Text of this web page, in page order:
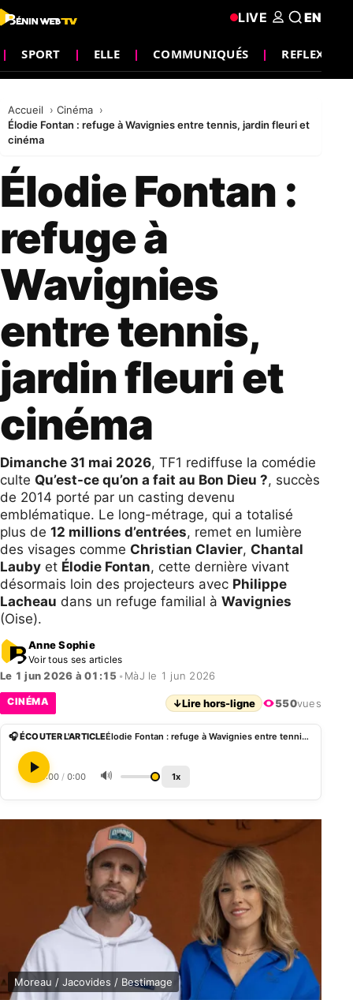
SPORT ELLE COMMUNIQUÉS REFLEXION
LIVE EN
Accueil
Cinéma
Élodie Fontan : refuge à Wavignies entre tennis, jardin fleuri et
cinéma
Élodie Fontan :
refuge à
Wavignies
entre tennis,
jardin fleuri et
cinéma
Dimanche 31 mai 2026, TF1 rediffuse la comédie
culte Qu’est-ce qu’on a fait au Bon Dieu ?, succès
de 2014 porté par un casting devenu
emblématique. Le long-métrage, qui a totalisé
plus de 12 millions d’entrées, remet en lumière
des visages comme Christian Clavier, Chantal
Lauby et Élodie Fontan, cette dernière vivant
désormais loin des projecteurs avec Philippe
Lacheau dans un refuge familial à Wavignies
(Oise).
Anne Sophie
Voir tous ses articles
Le 1 jun 2026 à 01:15 • MàJ le 1 jun 2026
CINÉMA ↓Lire hors-ligne 550vues
🎧 ÉCOUTER L'ARTICLE Élodie Fontan : refuge à Wavignies entre tennis, jardin fleuri et cinéma
0:00 / 0:00 🔊 1x
Moreau / Jacovides / Bestimage